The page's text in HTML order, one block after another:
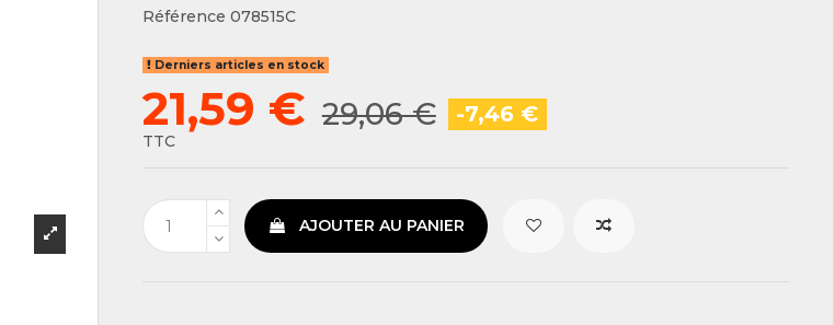
Référence 078515C
Derniers articles en stock
21,59 € 29,06 € -7,46 €
TTC
AJOUTER AU PANIER